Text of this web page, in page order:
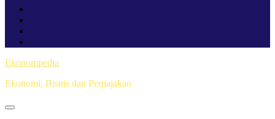
Ekonompedia
Ekonomi, Bisnis dan Perpajakan